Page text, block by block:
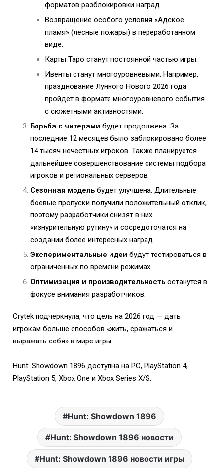
форматов разблокировки наград.
Возвращение особого условия «Адское
пламя» (лесные пожары) в переработанном
виде.
Карты Таро станут постоянной частью игры.
Ивенты станут многоуровневыми. Например,
празднование Лунного Нового 2026 года
пройдёт в формате многоуровневого события
с сюжетными активностями.
Борьба с читерами будет продолжена. За
последние 12 месяцев было заблокировано более
14 тысяч нечестных игроков. Также планируется
дальнейшее совершенствование системы подбора
игроков и региональных серверов.
Сезонная модель будет улучшена. Длительные
боевые пропуски получили положительный отклик,
поэтому разработчики снизят в них
«изнурительную рутину» и сосредоточатся на
создании более интересных наград.
Экспериментальные идеи будут тестироваться в
ограниченных по времени режимах.
Оптимизация и производительность останутся в
фокусе внимания разработчиков.
Crytek подчеркнула, что цель на 2026 год — дать
игрокам больше способов «жить, сражаться и
выражать себя» в мире игры.
Hunt: Showdown 1896 доступна на PC, PlayStation 4,
PlayStation 5, Xbox One и Xbox Series X/S.
Hunt: Showdown 1896
Hunt: Showdown 1896 новости
Hunt: Showdown 1896 новости игры